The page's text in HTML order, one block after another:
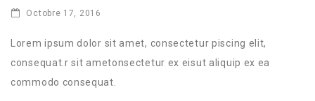
Octobre 17, 2016
Lorem ipsum dolor sit amet, consectetur piscing elit,
consequat.r sit ametonsectetur ex eisut aliquip ex ea
commodo consequat.